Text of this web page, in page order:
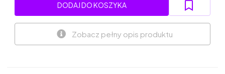
DODAJ DO KOSZYKA
Zobacz pełny opis produktu